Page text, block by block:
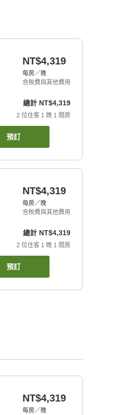
NT$4,319
每房／晚
含稅費與其他費用
總計 NT$4,319
2 位住客 1 晚 1 間房
預訂
NT$4,319
每房／晚
含稅費與其他費用
總計 NT$4,319
2 位住客 1 晚 1 間房
預訂
NT$4,319
每房／晚